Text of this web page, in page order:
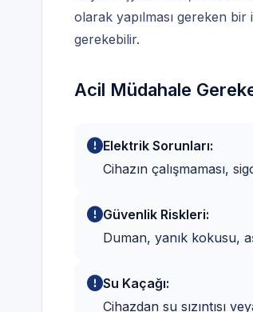
olarak yapılması gereken
gerekebilir.
Acil Müdahale
Elektrik Sorunları:
Cihazın çalışmaması,
Güvenlik Riskleri:
Duman, yanık kokusu,
Su Kaçağı:
Cihazdan su sızıntısı